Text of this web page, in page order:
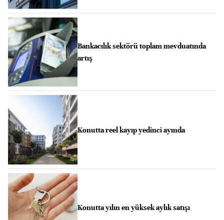
Bankacılık sektörü toplam mevduatında
artış
Konutta reel kayıp yedinci ayında
Konutta yılın en yüksek aylık satışı